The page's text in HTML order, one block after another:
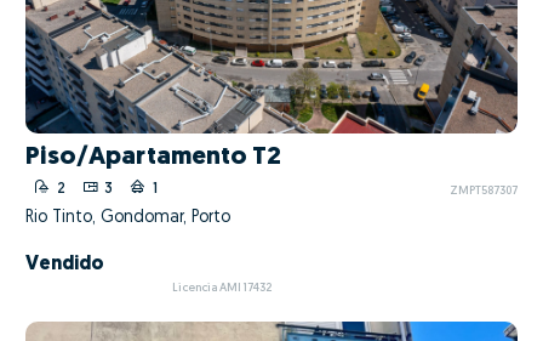
Piso/Apartamento T2
2 3 1 ZMPT587307
Rio Tinto, Gondomar, Porto
Vendido
Licencia AMI 17432